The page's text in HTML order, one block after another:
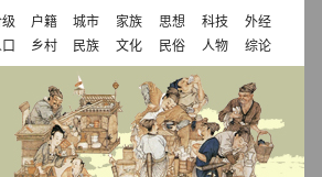
级 户籍 城市 家族 思想 科技
外经
乡村 民族 文化 民俗 人物 综论